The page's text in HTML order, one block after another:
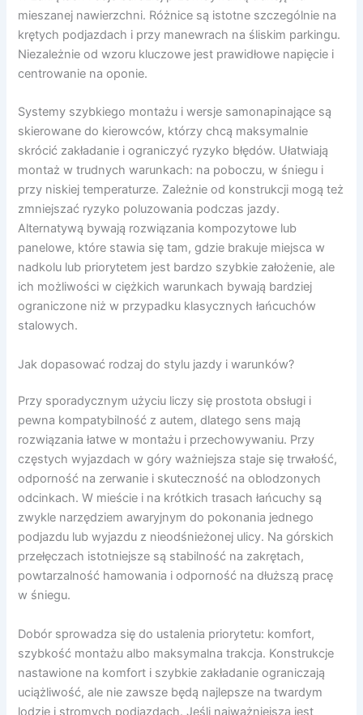
mieszanej nawierzchni. Różnice są istotne szczególnie na
krętych podjazdach i przy manewrach na śliskim parkingu.
Niezależnie od wzoru kluczowe jest prawidłowe napięcie i
centrowanie na oponie.
Systemy szybkiego montażu i wersje samonapinające są
skierowane do kierowców, którzy chcą maksymalnie
skrócić zakładanie i ograniczyć ryzyko błędów. Ułatwiają
montaż w trudnych warunkach: na poboczu, w śniegu i
przy niskiej temperaturze. Zależnie od konstrukcji mogą też
zmniejszać ryzyko poluzowania podczas jazdy.
Alternatywą bywają rozwiązania kompozytowe lub
panelowe, które stawia się tam, gdzie brakuje miejsca w
nadkolu lub priorytetem jest bardzo szybkie założenie, ale
ich możliwości w ciężkich warunkach bywają bardziej
ograniczone niż w przypadku klasycznych łańcuchów
stalowych.
Jak dopasować rodzaj do stylu jazdy i warunków?
Przy sporadycznym użyciu liczy się prostota obsługi i
pewna kompatybilność z autem, dlatego sens mają
rozwiązania łatwe w montażu i przechowywaniu. Przy
częstych wyjazdach w góry ważniejsza staje się trwałość,
odporność na zerwanie i skuteczność na oblodzonych
odcinkach. W mieście i na krótkich trasach łańcuchy są
zwykle narzędziem awaryjnym do pokonania jednego
podjazdu lub wyjazdu z nieodśnieżonej ulicy. Na górskich
przełęczach istotniejsze są stabilność na zakrętach,
powtarzalność hamowania i odporność na dłuższą pracę
w śniegu.
Dobór sprowadza się do ustalenia priorytetu: komfort,
szybkość montażu albo maksymalna trakcja. Konstrukcje
nastawione na komfort i szybkie zakładanie ograniczają
uciążliwość, ale nie zawsze będą najlepsze na twardym
lodzie i stromych podjazdach. Jeśli najważniejsza jest